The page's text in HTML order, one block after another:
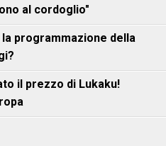
al cordoglio"
la programmazione della
il prezzo di Lukaku!